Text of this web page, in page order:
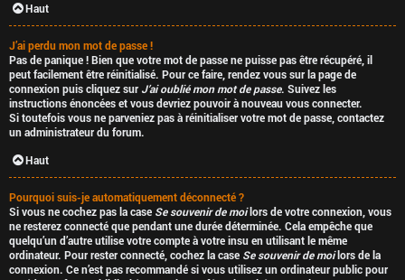
Haut
J’ai perdu mon mot de passe !
Pas de panique ! Bien que votre mot de passe ne puisse pas être récupéré, il
peut facilement être réinitialisé. Pour ce faire, rendez vous sur la page de
connexion puis cliquez sur J’ai oublié mon mot de passe. Suivez les
instructions énoncées et vous devriez pouvoir à nouveau vous connecter.
Si toutefois vous ne parveniez pas à réinitialiser votre mot de passe, contactez
un administrateur du forum.
Haut
Pourquoi suis-je automatiquement déconnecté ?
Si vous ne cochez pas la case Se souvenir de moilors de votre connexion, vous
ne resterez connecté que pendant une durée déterminée. Cela empêche que
quelqu’un d’autre utilise votre compte à votre insu en utilisant le même
ordinateur. Pour rester connecté, cochez la case Se souvenir de moilors de la
connexion. Ce n’est pas recommandé si vous utilisez un ordinateur public pour